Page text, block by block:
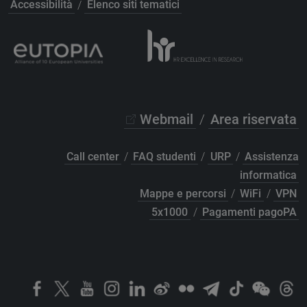
Accessibilità / Elenco siti tematici
Webmail / Area riservata
Call center / FAQ studenti / URP / Assistenza
informatica
Mappe e percorsi / WiFi / VPN
5x1000 / Pagamenti pagoPA